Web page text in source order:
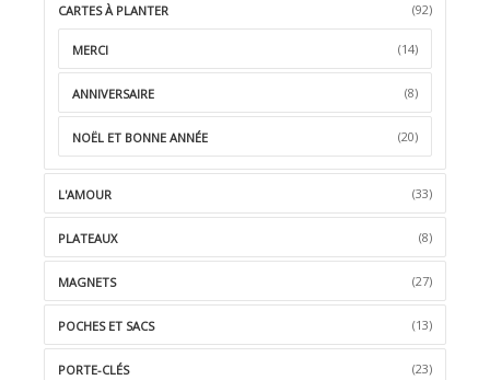
CARTES À PLANTER (92)
MERCI (14)
ANNIVERSAIRE (8)
NOËL ET BONNE ANNÉE (20)
L'AMOUR (33)
PLATEAUX (8)
MAGNETS (27)
POCHES ET SACS (13)
PORTE-CLÉS (23)